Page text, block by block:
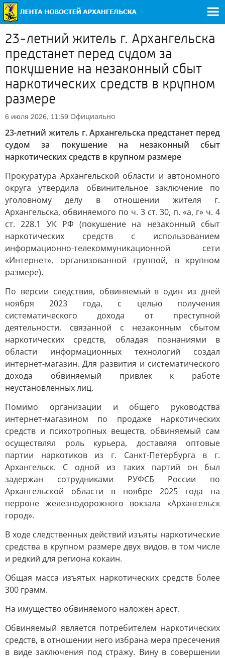
23-летний житель г. Архангельска
предстанет перед судом за
покушение на незаконный сбыт
наркотических средств в крупном
размере
6 июля 2026, 11:59 Официально
23-летний житель г. Архангельска предстанет перед
судом за покушение на незаконный сбыт
наркотических средств в крупном размере
Прокуратура Архангельской области и автономного
округа утвердила обвинительное заключение по
уголовному делу в отношении жителя г.
Архангельска, обвиняемого по ч. 3 ст. 30, п. «а, г» ч. 4
ст. 228.1 УК РФ (покушение на незаконный сбыт
наркотических средств с использованием
информационно-телекоммуникационной сети
«Интернет», организованной группой, в крупном
размере).
По версии следствия, обвиняемый в один из дней
ноября 2023 года, с целью получения
систематического дохода от преступной
деятельности, связанной с незаконным сбытом
наркотических средств, обладая познаниями в
области информационных технологий создал
интернет-магазин. Для развития и систематического
дохода обвиняемый привлек к работе
неустановленных лиц.
Помимо организации и общего руководства
интернет-магазином по продаже наркотических
средств и психотропных веществ, обвиняемый сам
осуществлял роль курьера, доставляя оптовые
партии наркотиков из г. Санкт-Петербурга в г.
Архангельск. С одной из таких партий он был
задержан сотрудниками РУФСБ России по
Архангельской области в ноябре 2025 года на
перроне железнодорожного вокзала «Архангельск
город».
В ходе следственных действий изъяты наркотические
средства в крупном размере двух видов, в том числе
и редкий для региона кокаин.
Общая масса изъятых наркотических средств более
300 грамм.
На имущество обвиняемого наложен арест.
Обвиняемый является потребителем наркотических
средств, в отношении него избрана мера пресечения
в виде заключения под стражу. Вину в совершении